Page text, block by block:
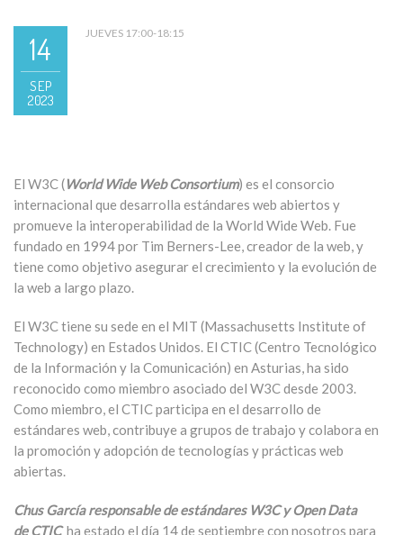
14
SEP
2023
JUEVES 17:00-18:15
El W3C (World Wide Web Consortium) es el consorcio
internacional que desarrolla estándares web abiertos y
promueve la interoperabilidad de la World Wide Web. Fue
fundado en 1994 por Tim Berners-Lee, creador de la web, y
tiene como objetivo asegurar el crecimiento y la evolución de
la web a largo plazo.
El W3C tiene su sede en el MIT (Massachusetts Institute of
Technology) en Estados Unidos. El CTIC (Centro Tecnológico
de la Información y la Comunicación) en Asturias, ha sido
reconocido como miembro asociado del W3C desde 2003.
Como miembro, el CTIC participa en el desarrollo de
estándares web, contribuye a grupos de trabajo y colabora en
la promoción y adopción de tecnologías y prácticas web
abiertas.
Chus García responsable de estándares W3C y Open Data
de CTICha estado el día 14 de septiembre con nosotros para